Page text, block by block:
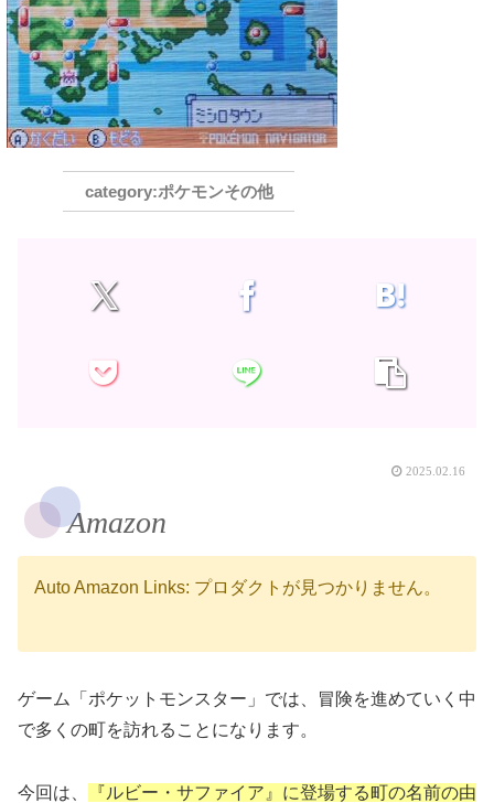
ポケモンその他
2025.02.16
Amazon
Auto Amazon Links: プロダクトが見つかりません。
ゲーム「ポケットモンスター」では、冒険を進めていく中
で多くの町を訪れることになります。
今回は、 『ルビー・サファイア 』に登場する町の名前の由